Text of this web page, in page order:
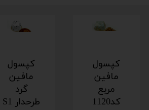
کپسول
مافین
مربع
کد1120
کپسول
مافین
گرد
طرحدار S1